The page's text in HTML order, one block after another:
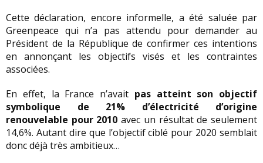
Cette déclaration, encore informelle, a été saluée par
Greenpeace qui n’a pas attendu pour demander au
Président de la République de confirmer ces intentions
en annonçant les objectifs visés et les contraintes
associées.
En effet, la France n’avait pas atteint son objectif
symbolique de 21% d’électricité d’origine
renouvelable pour 2010 avec un résultat de seulement
14,6%. Autant dire que l’objectif ciblé pour 2020 semblait
donc déjà très ambitieux…